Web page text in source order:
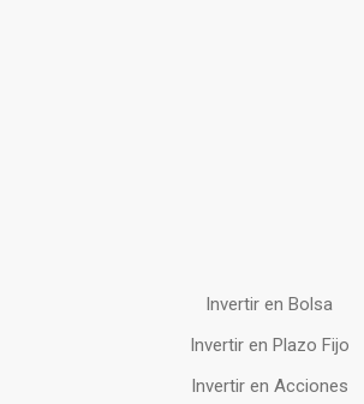
Invertir en Bolsa
Invertir en Plazo Fijo
Invertir en Acciones